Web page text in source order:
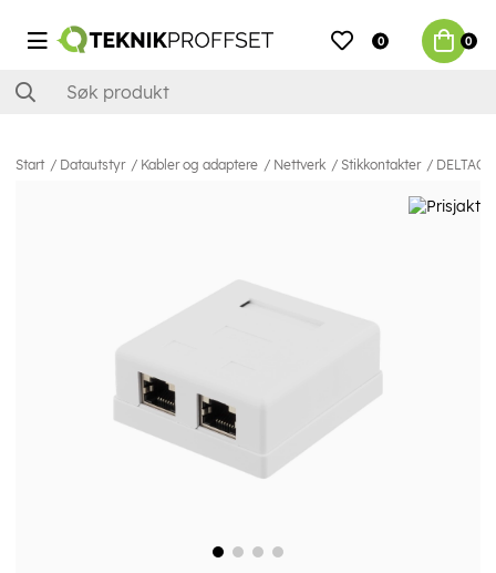
0 0
Start Datautstyr Kabler og adaptere Nettverk Stikkontakter